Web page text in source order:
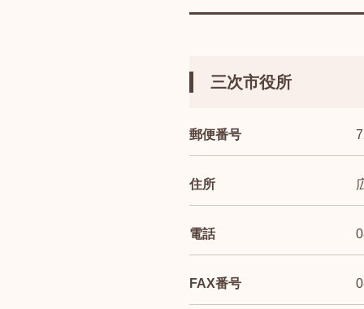
三次市役所
郵便番号
住所
電話
FAX番号